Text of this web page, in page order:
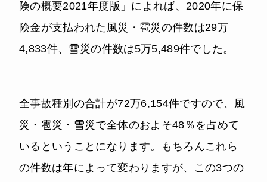
険の概要2021年度版」によれば、2020年に保
険金が支払われた風災・雹災の件数は29万
4,833件、雪災の件数は5万5,489件でした。
全事故種別の合計が72万6,154件ですので、風
災・雹災・雪災で全体のおよそ48％を占めて
いるということになります。もちろんこれら
の件数は年によって変わりますが、この3つの